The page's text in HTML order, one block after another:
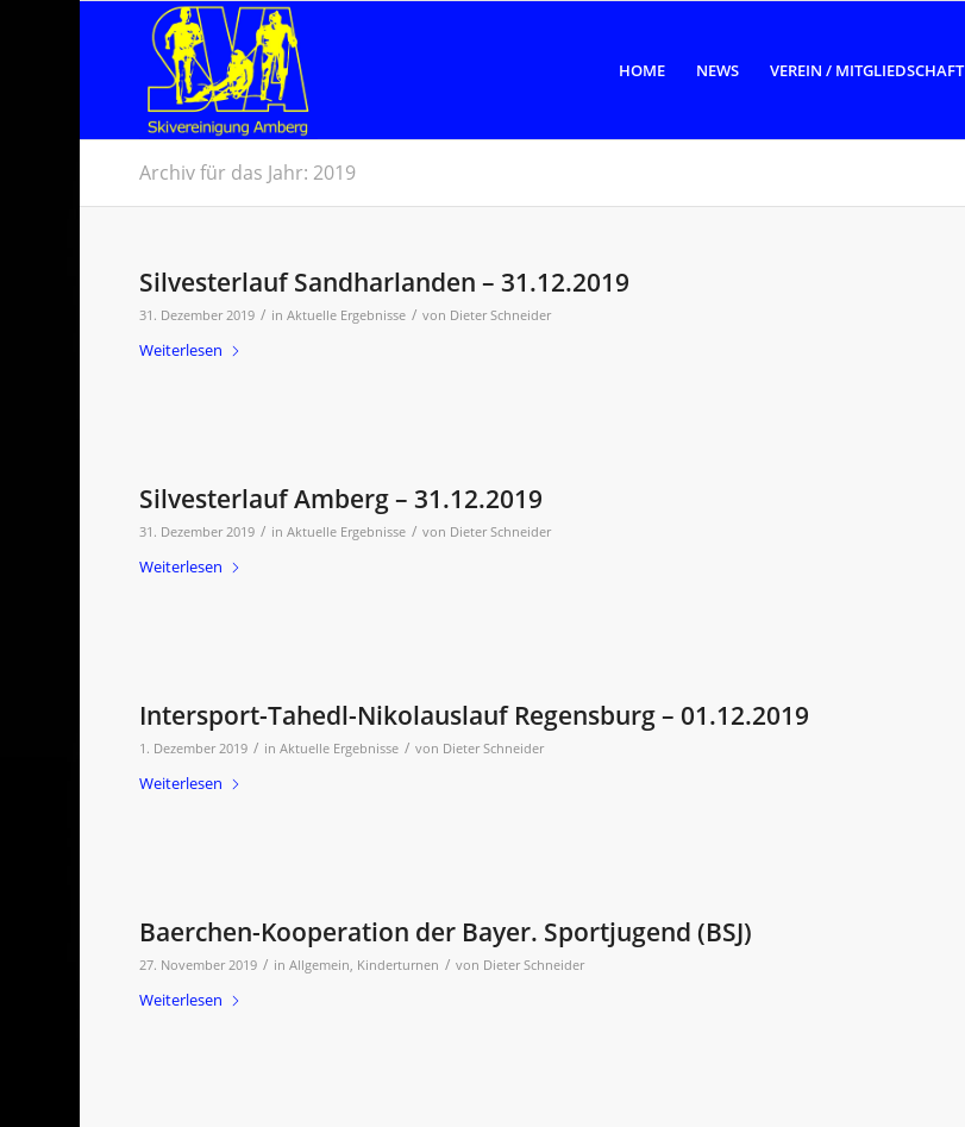
HOME NEWS VEREIN / MITGLIEDSCHAFT
Archiv für das Jahr: 2019
Silvesterlauf Sandharlanden – 31.12.2019
31. Dezember 2019 / inAktuelle Ergebnisse / von Dieter Schneider
Weiterlesen
Silvesterlauf Amberg – 31.12.2019
31. Dezember 2019 / inAktuelle Ergebnisse / von Dieter Schneider
Weiterlesen
Intersport-Tahedl-Nikolauslauf Regensburg – 01.12.2019
1. Dezember 2019 / inAktuelle Ergebnisse / von Dieter Schneider
Weiterlesen
Baerchen-Kooperation der Bayer. Sportjugend (BSJ)
27. November 2019 / inAllgemein, Kinderturnen / von Dieter Schneider
Weiterlesen